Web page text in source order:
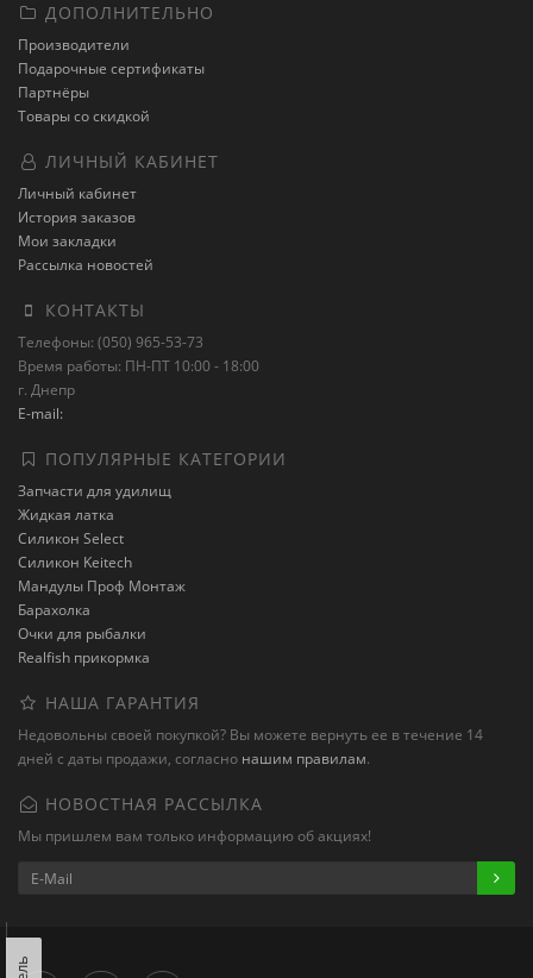
ДОПОЛНИТЕЛЬНО
Производители
Подарочные сертификаты
Партнёры
Товары со скидкой
ЛИЧНЫЙ КАБИНЕТ
Личный кабинет
История заказов
Мои закладки
Рассылка новостей
КОНТАКТЫ
Телефоны: (050) 965-53-73
Время работы: ПН-ПТ 10:00 - 18:00
г. Днепр
E-mail:
ПОПУЛЯРНЫЕ КАТЕГОРИИ
Запчасти для удилищ
Жидкая латка
Силикон Select
Силикон Keitech
Мандулы Проф Монтаж
Барахолка
Очки для рыбалки
Realfish прикормка
НАША ГАРАНТИЯ
Недовольны своей покупкой? Вы можете вернуть ее в течение 14
дней с даты продажи, согласно нашим правилам.
НОВОСТНАЯ РАССЫЛКА
Мы пришлем вам только информацию об акциях!